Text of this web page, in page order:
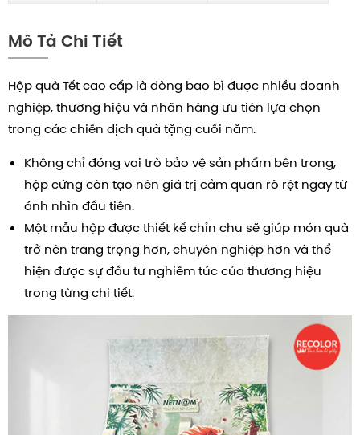
Mô Tả Chi Tiết
Hộp quà Tết cao cấp là dòng bao bì được nhiều doanh
nghiệp, thương hiệu và nhãn hàng ưu tiên lựa chọn
trong các chiến dịch quà tặng cuối năm.
Không chỉ đóng vai trò bảo vệ sản phẩm bên trong,
hộp cứng còn tạo nên giá trị cảm quan rõ rệt ngay từ
ánh nhìn đầu tiên.
Một mẫu hộp được thiết kế chỉn chu sẽ giúp món quà
trở nên trang trọng hơn, chuyên nghiệp hơn và thể
hiện được sự đầu tư nghiêm túc của thương hiệu
trong từng chi tiết.